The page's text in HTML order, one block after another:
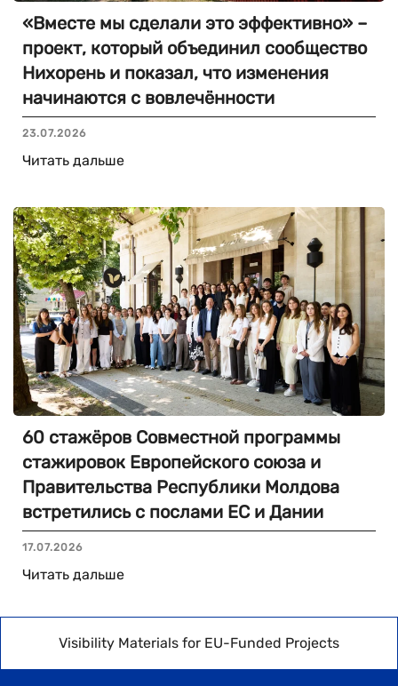
«Вместе мы сделали это эффективно» –
проект, который объединил сообщество
Нихорень и показал, что изменения
начинаются с вовлечённости
23.07.2026
Читать дальше
60 стажёров Совместной программы
стажировок Европейского союза и
Правительства Республики Молдова
встретились с послами ЕС и Дании
17.07.2026
Читать дальше
Visibility Materials for EU-Funded Projects